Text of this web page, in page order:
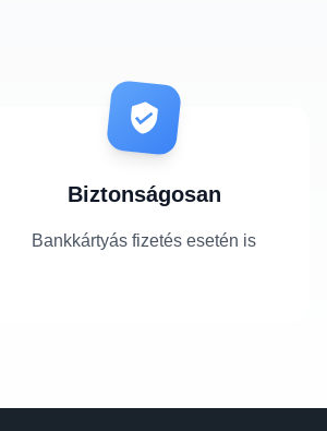
Biztonságosan
Bankkártyás fizetés esetén is